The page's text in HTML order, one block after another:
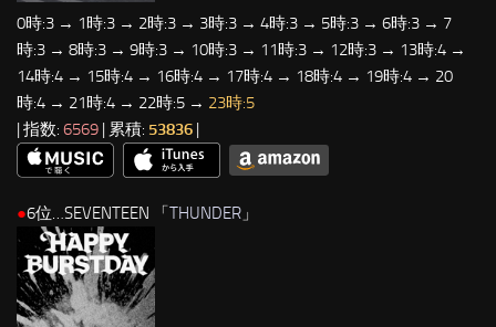
0時:3 → 1時:3 → 2時:3 → 3時:3 → 4時:3 → 5時:3 → 6時:3 → 7
時:3 → 8時:3 → 9時:3 → 10時:3 → 11時:3 → 12時:3 → 13時:4 →
14時:4 → 15時:4 → 16時:4 → 17時:4 → 18時:4 → 19時:4 → 20
時:4 → 21時:4 → 22時:5 → 23時:5
| 指数: 6569 | 累積: 53836 |
●6位…SEVENTEEN 「THUNDER 」